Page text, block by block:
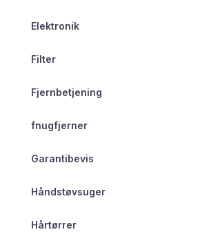
Elektronik
Filter
Fjernbetjening
fnugfjerner
Garantibevis
Håndstøvsuger
Hårtørrer